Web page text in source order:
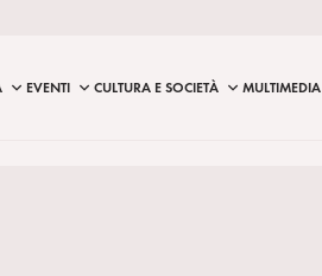
EVENTI CULTURA E SOCIETÀ MULTIMEDIA